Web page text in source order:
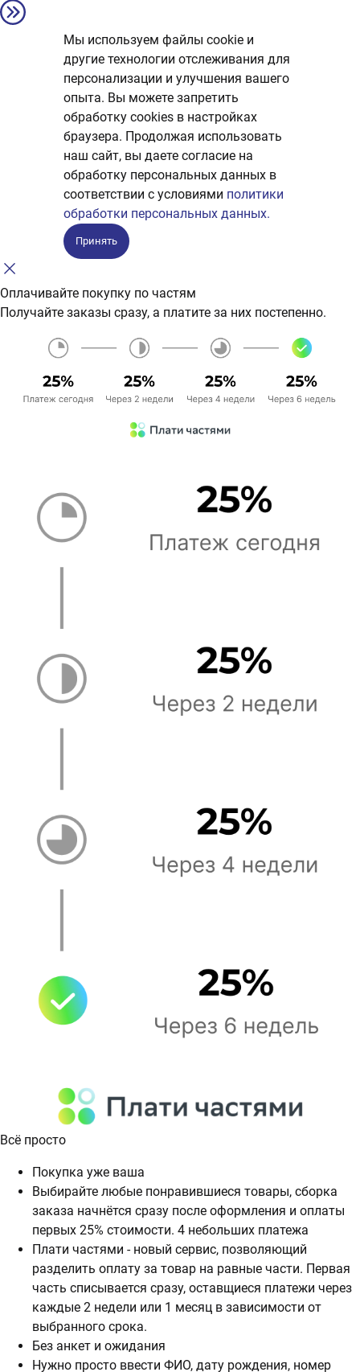
Мы используем файлы cookie и
другие технологии отслеживания для
персонализации и улучшения вашего
опыта. Вы можете запретить
обработку сookies в настройках
браузера. Продолжая использовать
наш сайт, вы даете согласие на
обработку персональных данных в
соответствии с условиями политики
обработки персональных данных.
Принять
Оплачивайте покупку по частям
Получайте заказы сразу, а платите за них постепенно.
Всё просто
Покупка уже ваша
Выбирайте любые понравившиеся товары, сборка
заказа начнётся сразу после оформления и оплаты
первых 25% стоимости. 4 небольших платежа
Плати частями - новый сервис, позволяющий
разделить оплату за товар на равные части. Первая
часть списывается сразу, оставщиеся платежи через
каждые 2 недели или 1 месяц в зависимости от
выбранного срока.
Без анкет и ожидания
Нужно просто ввести ФИО, дату рождения, номер